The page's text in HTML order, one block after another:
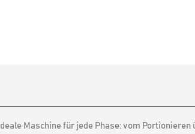
Maschine für jede Phase: vom Portionieren